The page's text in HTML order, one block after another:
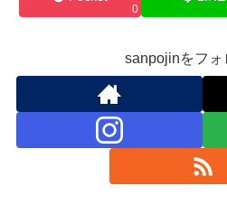
0
sanpojinをフォ